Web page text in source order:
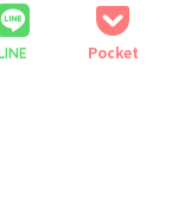
Pocket